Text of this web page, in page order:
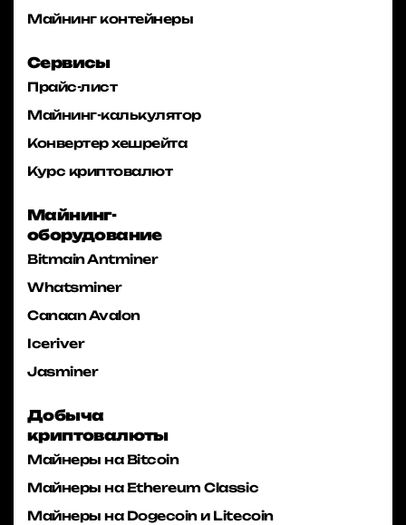
Майнинг контейнеры
Сервисы
Прайс-лист
Майнинг-калькулятор
Конвертер хешрейта
Курс криптовалют
Майнинг-
оборудование
Bitmain Antminer
Whatsminer
Canaan Avalon
Iceriver
Jasminer
Добыча
криптовалюты
Майнеры на Bitcoin
Майнеры на Ethereum Classic
Майнеры на Dogecoin и Litecoin